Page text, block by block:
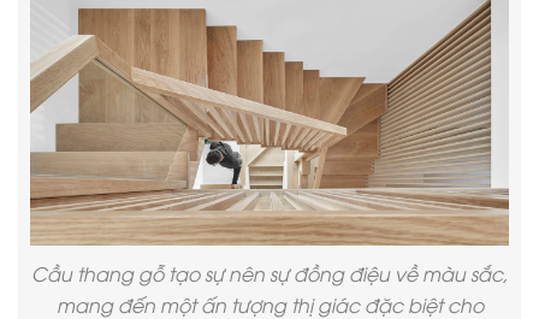
Cầu thang gỗ tạo sự nên sự đồng điệu về màu sắc,
mang đến một ấn tượng thị giác đặc biệt cho